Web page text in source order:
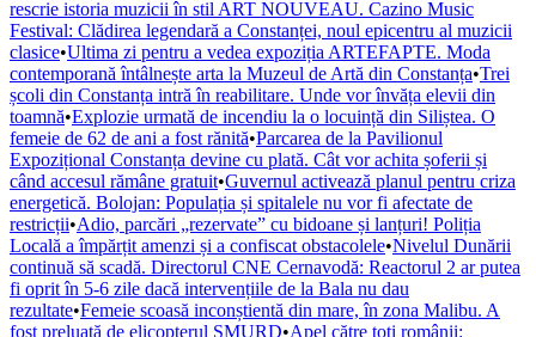
rescrie istoria muzicii în stil ART NOUVEAU. Cazino Music
Festival: Clădirea legendară a Constanței, noul epicentru al muzicii
clasice•Ultima zi pentru a vedea expoziția ARTEFAPTE. Moda
contemporană întâlnește arta la Muzeul de Artă din Constanța•Trei
școli din Constanța intră în reabilitare. Unde vor învăța elevii din
toamnă•Explozie urmată de incendiu la o locuință din Siliștea. O
femeie de 62 de ani a fost rănită•Parcarea de la Pavilionul
Expozițional Constanța devine cu plată. Cât vor achita șoferii și
când accesul rămâne gratuit•Guvernul activează planul pentru criza
energetică. Bolojan: Populația și spitalele nu vor fi afectate de
restricții•Adio, parcări „rezervate” cu bidoane și lanțuri! Poliția
Locală a împărțit amenzi și a confiscat obstacolele•Nivelul Dunării
continuă să scadă. Directorul CNE Cernavodă: Reactorul 2 ar putea
fi oprit în 5-6 zile dacă intervențiile de la Bala nu dau
rezultate•Femeie scoasă inconștientă din mare, în zona Malibu. A
fost preluată de elicopterul SMURD•Apel către toți românii: